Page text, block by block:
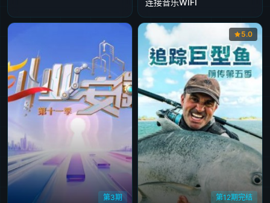
连接音乐WIFI
第3期 第12期完结
5.0